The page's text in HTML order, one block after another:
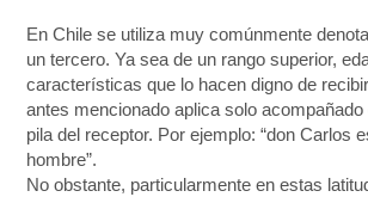
En Chile se utiliza muy comúnmente
un tercero. Ya sea de un rango superior,
características que lo hacen digno de
antes mencionado aplica solo
pila del receptor. Por ejemplo: “don Carlos
hombre”.
No obstante, particularmente en estas